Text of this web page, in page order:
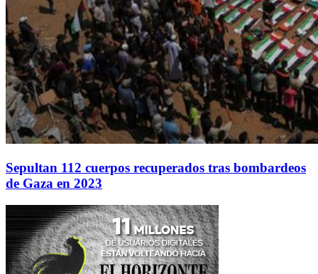
Sepultan 112 cuerpos recuperados tras bombardeos
de Gaza en 2023